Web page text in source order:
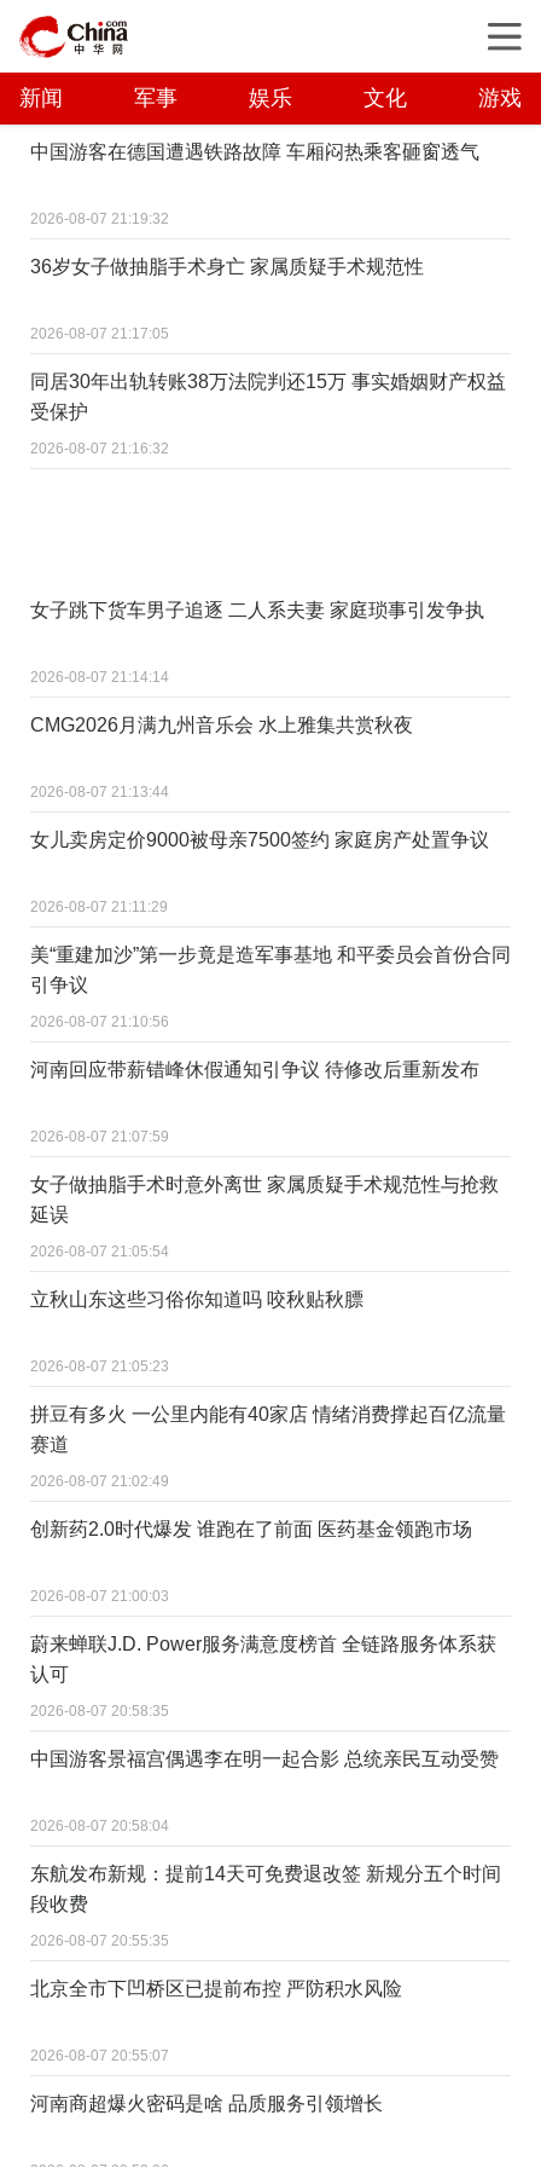
新闻 军事 娱乐 文化 游戏
中国游客在德国遭遇铁路故障 车厢闷热乘客砸窗透气
2026-08-07 21:19:32
36岁女子做抽脂手术身亡 家属质疑手术规范性
2026-08-07 21:17:05
同居30年出轨转账38万法院判还15万 事实婚姻财产权益
受保护
2026-08-07 21:16:32
女子跳下货车男子追逐 二人系夫妻 家庭琐事引发争执
2026-08-07 21:14:14
CMG2026月满九州音乐会 水上雅集共赏秋夜
2026-08-07 21:13:44
女儿卖房定价9000被母亲7500签约 家庭房产处置争议
2026-08-07 21:11:29
美“重建加沙”第一步竟是造军事基地 和平委员会首份合同
引争议
2026-08-07 21:10:56
河南回应带薪错峰休假通知引争议 待修改后重新发布
2026-08-07 21:07:59
女子做抽脂手术时意外离世 家属质疑手术规范性与抢救
延误
2026-08-07 21:05:54
立秋山东这些习俗你知道吗 咬秋贴秋膘
2026-08-07 21:05:23
拼豆有多火 一公里内能有40家店 情绪消费撑起百亿流量
赛道
2026-08-07 21:02:49
创新药2.0时代爆发 谁跑在了前面 医药基金领跑市场
2026-08-07 21:00:03
蔚来蝉联J.D. Power服务满意度榜首 全链路服务体系获
认可
2026-08-07 20:58:35
中国游客景福宫偶遇李在明一起合影 总统亲民互动受赞
2026-08-07 20:58:04
东航发布新规：提前14天可免费退改签 新规分五个时间
段收费
2026-08-07 20:55:35
北京全市下凹桥区已提前布控 严防积水风险
2026-08-07 20:55:07
河南商超爆火密码是啥 品质服务引领增长